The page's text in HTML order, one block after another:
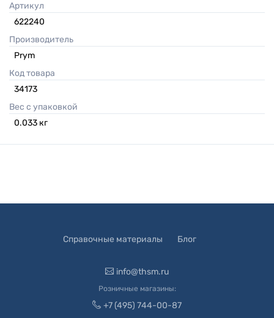
Артикул
622240
Производитель
Prym
Код товара
34173
Вес с упаковкой
0.033 кг
Справочные материалы Блог
info@thsm.ru
Розничные магазины:
+7 (495) 744-00-87